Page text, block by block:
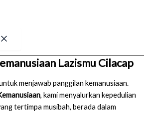
Lazismu Cilacap
menjawab panggilan kemanusiaan.
, kami menyalurkan kepedulian
tertimpa musibah, berada dalam